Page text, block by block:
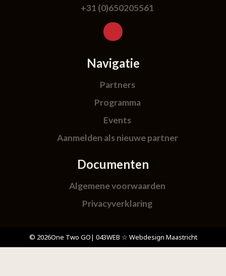
+31 (0)650205561
Navigatie
Partners
Programma
Events
Aanmelden als nieuwe partner
Documenten
Algemene voorwaarden
Privacyverklaring
© 2026One Two GO| 043WEB ☆ Webdesign Maastricht